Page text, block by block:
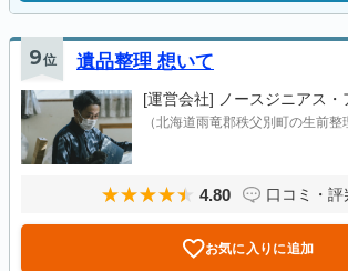
9位 遺品整理 想いて
[運営会社] ノースジニアス
（北海道雨竜郡秩父別町の生前整
4.80 口コミ・評
お気に入りに追加